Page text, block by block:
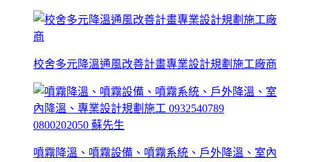
校舍多元降溫通風改善計畫專業設計規劃施工廠商
噴霧降溫、噴霧設備、噴霧系統、戶外降溫、室內